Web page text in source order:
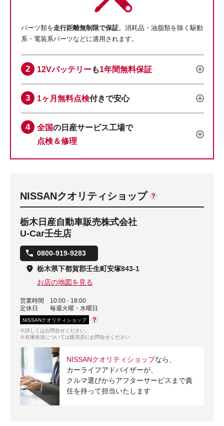
パーツ類を走行距離無制限で保証。消耗品・油脂類を除く駆動
系・電装系パーツなどに適用されます。
12Vバッテリーも1年間無料保証
1ヶ月無料点検付きで安心
全国の日産サービス工場で
点検＆修理
NISSANクオリティショップ
栃木日産自動車販売株式会社
U-Car壬生店
0800-919-9283
栃木県下都賀郡壬生町安塚843-1
お店の地図を見る
営業時間
10:00 - 18:00
定休日
毎週火曜・水曜日
NISSANクオリティショップ
※詳しくはお問合せください。
※在庫状況については販売店にお問合せください
NISSANクオリティショップなら、
カーライフアドバイザーが、
クルマ選びからアフターサービスまで責
任を持って担当いたします